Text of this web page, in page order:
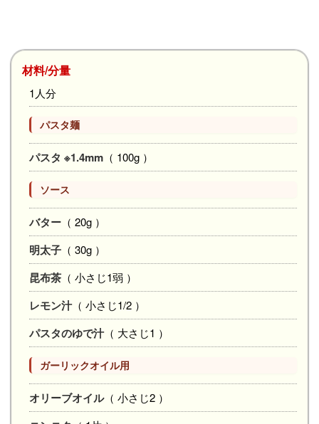
材料/分量
1人分
パスタ麺
パスタ ※1.4mm （ 100g ）
ソース
バター （ 20g ）
明太子 （ 30g ）
昆布茶 （ 小さじ1弱 ）
レモン汁（ 小さじ1/2 ）
パスタのゆで汁（ 大さじ1 ）
ガーリックオイル用
オリーブオイル（ 小さじ2 ）